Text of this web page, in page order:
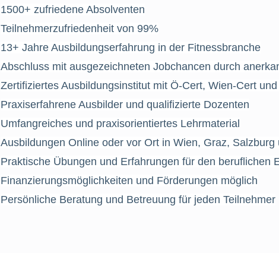
1500+ zufriedene Absolventen
Teilnehmerzufriedenheit von 99%
13+ Jahre Ausbildungserfahrung in der Fitnessbranche
Abschluss mit ausgezeichneten Jobchancen durch
Zertifiziertes Ausbildungsinstitut mit Ö-Cert, Wien-Cert
Praxiserfahrene Ausbilder und qualifizierte Dozenten
Umfangreiches und praxisorientiertes Lehrmaterial
Ausbildungen Online oder vor Ort in Wien, Graz, Salzburg
Praktische Übungen und Erfahrungen für den beruflichen
Finanzierungsmöglichkeiten und Förderungen möglich
Persönliche Beratung und Betreuung für jeden Teilnehmer